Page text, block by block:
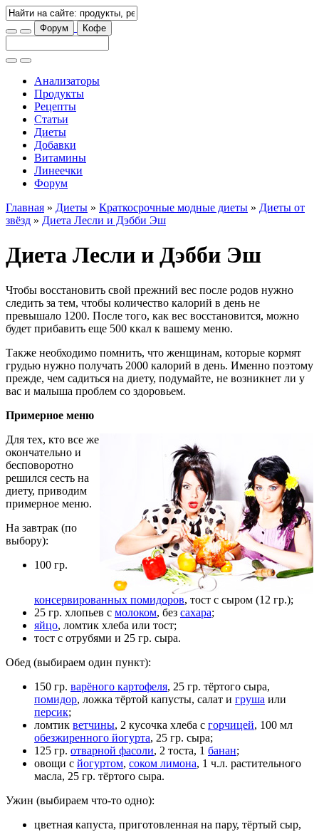
Форум Кофе
Анализаторы
Продукты
Рецепты
Статьи
Диеты
Добавки
Витамины
Линеечки
Форум
Главная » Диеты » Краткосрочные модные диеты » Диеты от
звёзд » Диета Лесли и Дэбби Эш
Диета Лесли и Дэбби Эш
Чтобы восстановить свой прежний вес после родов нужно
следить за тем, чтобы количество калорий в день не
превышало 1200. После того, как вес восстановится, можно
будет прибавить еще 500 ккал к вашему меню.
Также необходимо помнить, что женщинам, которые кормят
грудью нужно получать 2000 калорий в день. Именно поэтому
прежде, чем садиться на диету, подумайте, не возникнет ли у
вас и малыша проблем со здоровьем.
Примерное меню
Для тех, кто все же
окончательно и
бесповоротно
решился сесть на
диету, приводим
примерное меню.
На завтрак (по
выбору):
100 гр.
консервированных помидоров, тост с сыром (12 гр.);
25 гр. хлопьев с молоком, без сахара;
яйцо, ломтик хлеба или тост;
тост с отрубями и 25 гр. сыра.
Обед (выбираем один пункт):
150 гр. варёного картофеля, 25 гр. тёртого сыра,
помидор, ложка тёртой капусты, салат и груша или
персик;
ломтик ветчины, 2 кусочка хлеба с горчицей, 100 мл
обезжиренного йогурта, 25 гр. сыра;
125 гр. отварной фасоли, 2 тоста, 1 банан;
овощи с йогуртом, соком лимона, 1 ч.л. растительного
масла, 25 гр. тёртого сыра.
Ужин (выбираем что-то одно):
цветная капуста, приготовленная на пару, тёртый сыр,